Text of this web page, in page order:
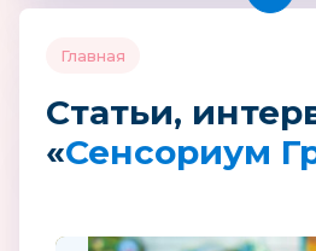
Главная
Статьи,
«Сенсориум